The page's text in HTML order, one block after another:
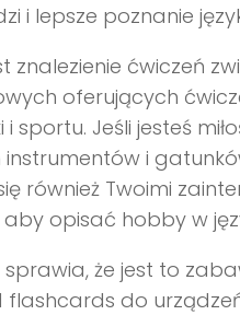
i lepsze poznanie
ćwiczeń
oferujących
Jeśli jesteś
i
również Twoimi
opisać hobby w
że jest to
do